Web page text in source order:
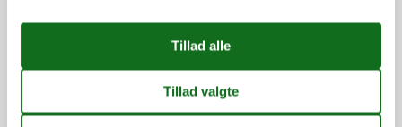
Metatravel Deutschland GmbH